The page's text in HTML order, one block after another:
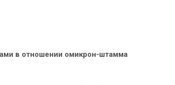
в отношении омикрон-штамма